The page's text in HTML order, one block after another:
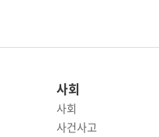
사회
사회
사건사고